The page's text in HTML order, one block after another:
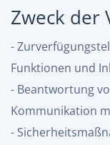
Zweck der
-
Funktionen und
- Beantwortung
Kommunikation
-